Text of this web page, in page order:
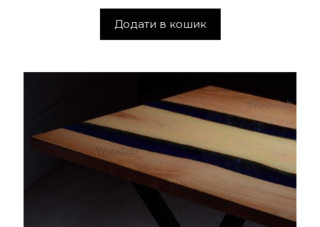
ціна:
20000,00 ₴.
Додати в кошик